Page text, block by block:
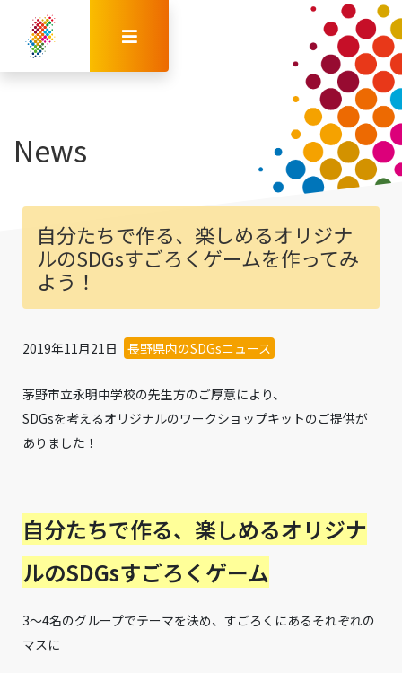
News
自分たちで作る、楽しめるオリジナ
ルのSDGsすごろくゲームを作ってみ
よう！
2019年11月21日 長野県内のSDGsニュース
茅野市立永明中学校の先生方のご厚意により、
SDGsを考えるオリジナルのワークショップキットのご提供が
ありました！
自分たちで作る、楽しめるオリジナ
ルのSDGsすごろくゲーム
3〜4名のグループでテーマを決め、すごろくにあるそれぞれの
マスに